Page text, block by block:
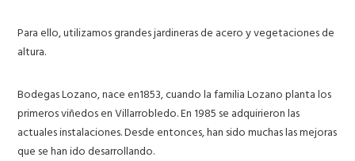
Para ello, utilizamos grandes jardineras de acero y vegetaciones de
altura.
Bodegas Lozano, nace en1853, cuando la familia Lozano planta los
primeros viñedos en Villarrobledo. En 1985 se adquirieron las
actuales instalaciones. Desde entonces, han sido muchas las mejoras
que se han ido desarrollando.